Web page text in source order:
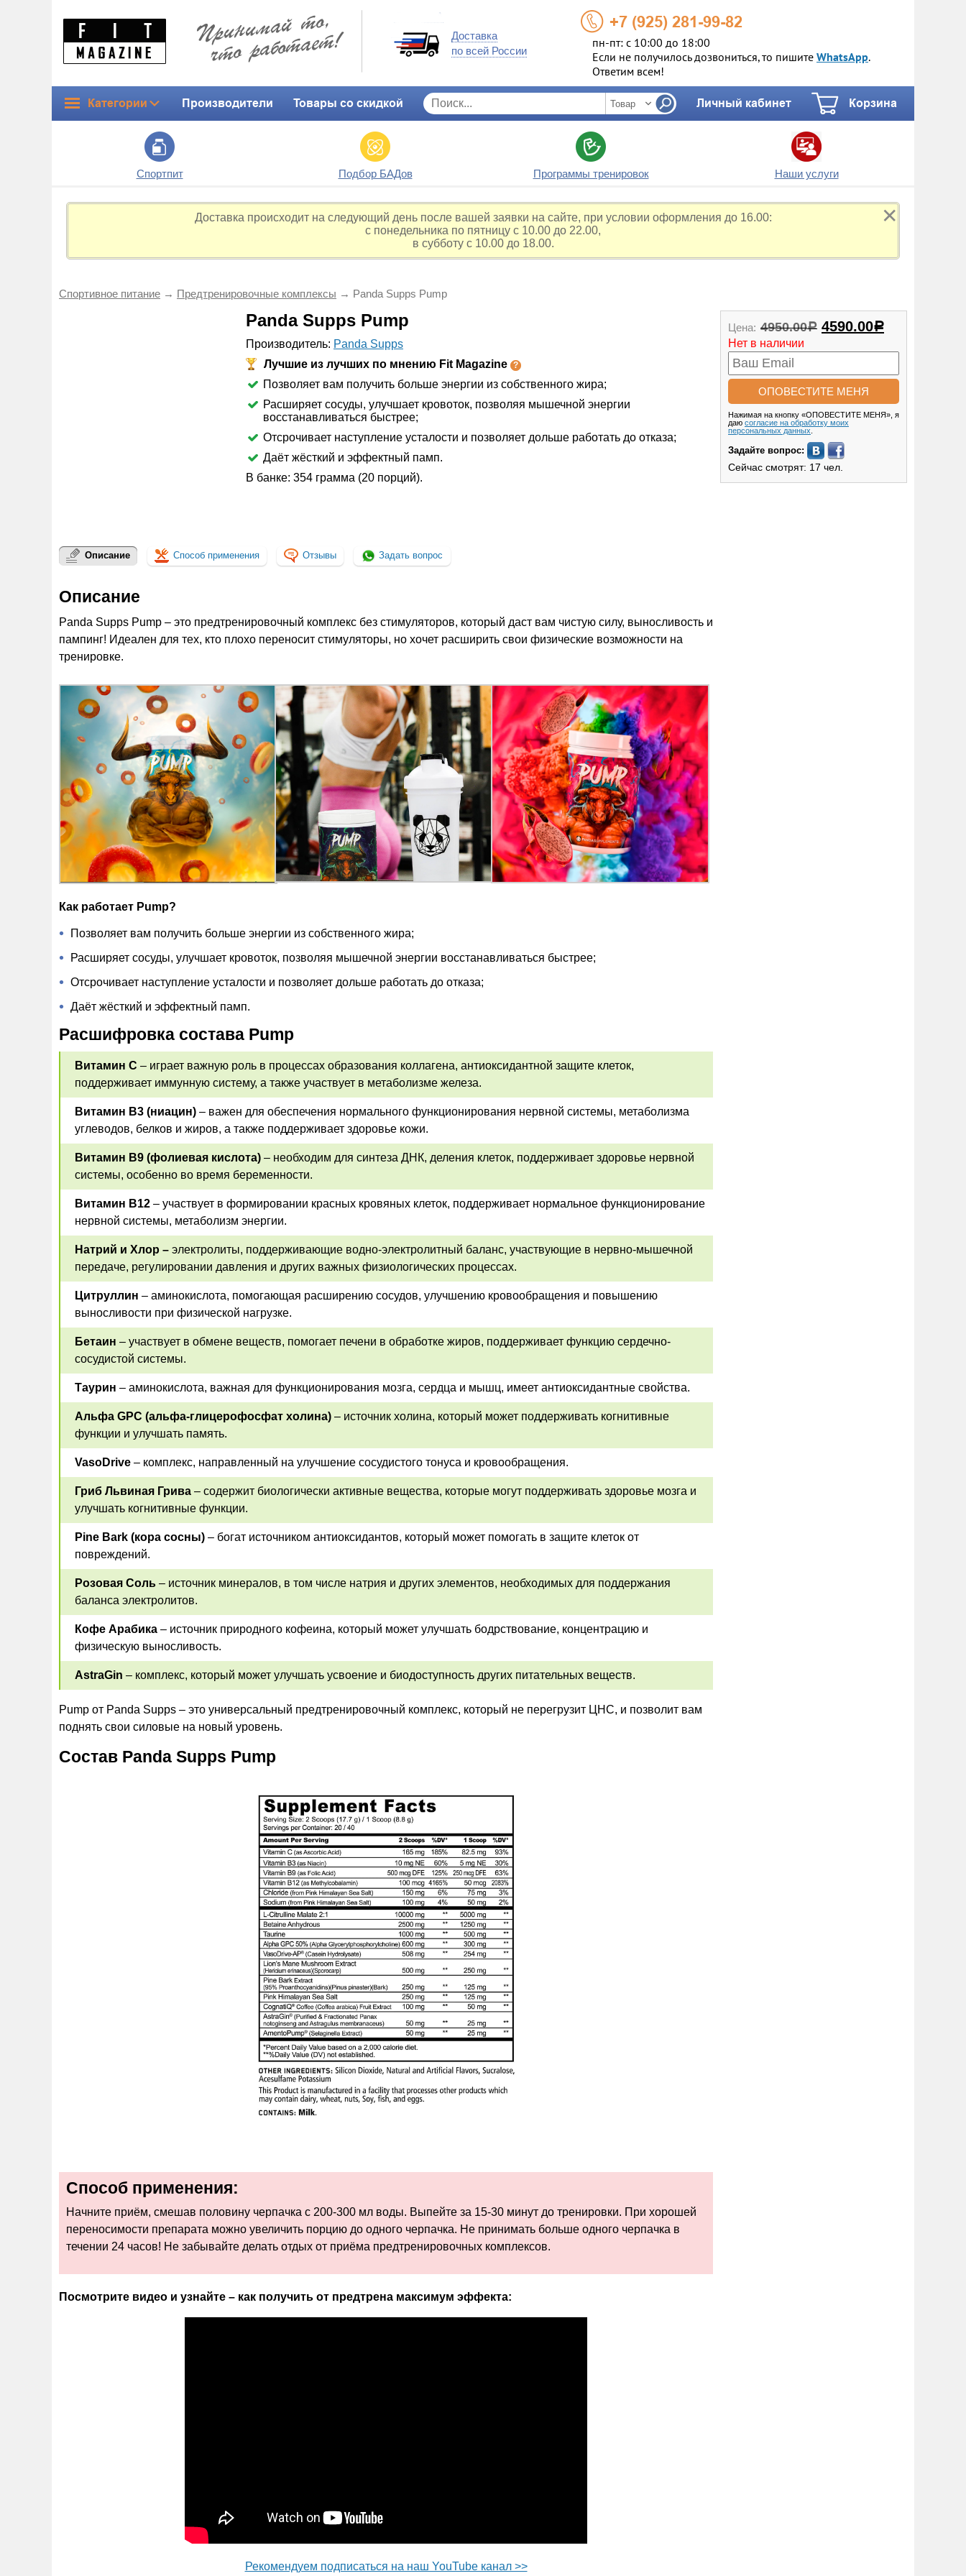
Доставка
по всей России
+7 (925) 281-99-82
пн-пт: с 10:00 до 18:00
Если не получилось дозвониться, то пишите WhatsApp.
Ответим всем!
Категории Производители Товары со скидкой Личный кабинет Корзина
Спортпит Подбор БАДов Программы тренировок Наши услуги
✕
Доставка происходит на следующий день после вашей заявки на сайте, при условии оформления до 16.00:
с понедельника по пятницу с 10.00 до 22.00,
в субботу с 10.00 до 18.00.
Спортивное питание → Предтренировоч­ные комплексы → Panda Supps Pump
Цена: 4950.00Р 4590.00Р
Нет в наличии
Нажимая на кнопку «ОПОВЕСТИТЕ МЕНЯ», я
даю согласие на обработку моих
персональных данных
Задайте вопрос:
Сейчас смотрят: 17 чел.
Panda Supps Pump
Производитель: Panda Supps
Лучшие из лучших по мнению Fit Magazine
Позволяет вам получить больше энергии из собственного жира;
Расширяет сосуды, улучшает кровоток, позволяя мышечной энергии
восстанавливаться быстрее;
Отсрочивает наступление усталости и позволяет дольше работать до отказа;
Даёт жёсткий и эффектный памп.
В банке: 354 грамма (20 порций).
Описание Способ применения Отзывы Задать вопрос
Описание
Panda Supps Pump – это предтренировочный комплекс без стимуляторов, который даст вам чистую силу, выносливость и
пампинг! Идеален для тех, кто плохо переносит стимуляторы, но хочет расширить свои физические возможности на
тренировке.
Как работает Pump?
Позволяет вам получить больше энергии из собственного жира;
Расширяет сосуды, улучшает кровоток, позволяя мышечной энергии восстанавливаться быстрее;
Отсрочивает наступление усталости и позволяет дольше работать до отказа;
Даёт жёсткий и эффектный памп.
Расшифровка состава Pump
Витамин C – играет важную роль в процессах образования коллагена, антиоксидантной защите клеток,
поддерживает иммунную систему, а также участвует в метаболизме железа.
Витамин B3 (ниацин) – важен для обеспечения нормального функционирования нервной системы, метаболизма
углеводов, белков и жиров, а также поддерживает здоровье кожи.
Витамин B9 (фолиевая кислота) – необходим для синтеза ДНК, деления клеток, поддерживает здоровье нервной
системы, особенно во время беременности.
Витамин B12 – участвует в формировании красных кровяных клеток, поддерживает нормальное функционирование
нервной системы, метаболизм энергии.
Натрий и Хлор – электролиты, поддерживающие водно-электролитный баланс, участвующие в нервно-мышечной
передаче, регулировании давления и других важных физиологических процессах.
Цитруллин – аминокислота, помогающая расширению сосудов, улучшению кровообращения и повышению
выносливости при физической нагрузке.
Бетаин – участвует в обмене веществ, помогает печени в обработке жиров, поддерживает функцию сердечно-
сосудистой системы.
Таурин – аминокислота, важная для функционирования мозга, сердца и мышц, имеет антиоксидантные свойства.
Альфа GPC (альфа-глицерофосфат холина) – источник холина, который может поддерживать когнитивные
функции и улучшать память.
VasoDrive – комплекс, направленный на улучшение сосудистого тонуса и кровообращения.
Гриб Львиная Грива – содержит биологически активные вещества, которые могут поддерживать здоровье мозга и
улучшать когнитивные функции.
Pine Bark (кора сосны) – богат источником антиоксидантов, который может помогать в защите клеток от
повреждений.
Розовая Соль – источник минералов, в том числе натрия и других элементов, необходимых для поддержания
баланса электролитов.
Кофе Арабика – источник природного кофеина, который может улучшать бодрствование, концентрацию и
физическую выносливость.
AstraGin – комплекс, который может улучшать усвоение и биодоступность других питательных веществ.
Pump от Panda Supps – это универсальный предтренировочный комплекс, который не перегрузит ЦНС, и позволит вам
поднять свои силовые на новый уровень.
Состав Panda Supps Pump
Способ применения:
Начните приём, смешав половину черпачка с 200-300 мл воды. Выпейте за 15-30 минут до тренировки. При хорошей
переносимости препарата можно увеличить порцию до одного черпачка. Не принимать больше одного черпачка в
течении 24 часов! Не забывайте делать отдых от приёма предтренировочных комплексов.
Посмотрите видео и узнайте – как получить от предтрена максимум эффекта:
Рекомендуем подписаться на наш YouTube канал >>